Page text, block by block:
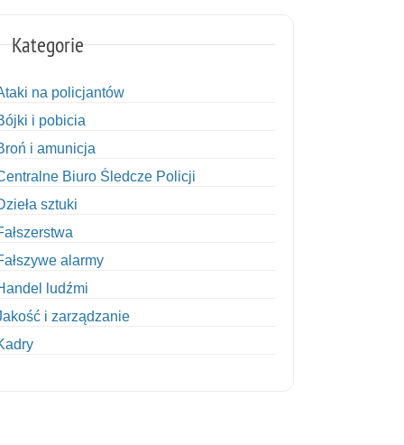
Kategorie
na policjantów
i pobicia
i amunicja
Biuro Śledcze Policji
sztuki
alarmy
ludźmi
i zarządzanie